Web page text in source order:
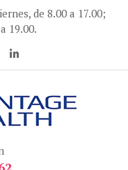
de 8.00 a 17.00;
19.00.